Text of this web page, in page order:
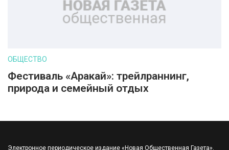
ОБЩЕСТВО
Фестиваль «Аракай»: трейлраннинг,
природа и семейный отдых
Электронное периодическое издание «Новая Общественная Газета».